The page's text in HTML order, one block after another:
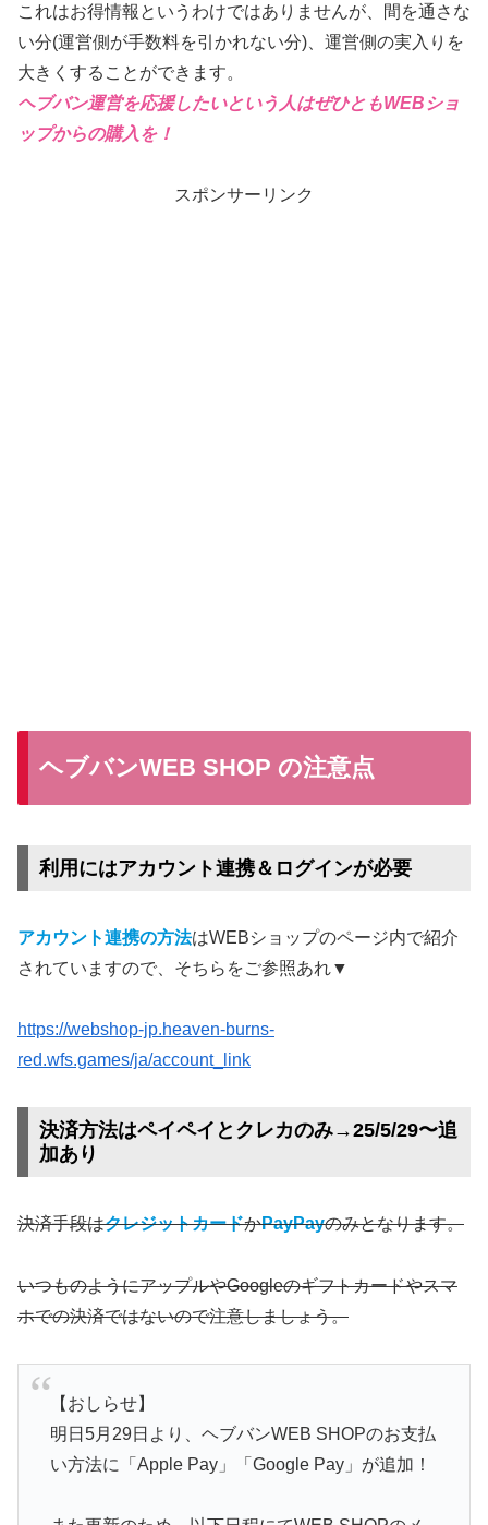
これはお得情報というわけではありませんが、間を通さな
い分(運営側が手数料を引かれない分)、運営側の実入りを
大きくすることができます。
ヘブバン運営を応援したいという人はぜひともWEBショ
ップからの購入を！
スポンサーリンク
ヘブバンWEB SHOP の注意点
利用にはアカウント連携＆ログインが必要
アカウント連携の方法はWEBショップのページ内で紹介
されていますので、そちらをご参照あれ▼
https://webshop-jp.heaven-burns-
red.wfs.games/ja/account_link
決済方法はペイペイとクレカのみ→25/5/29〜追
加あり
決済手段はクレジットカードかPayPayのみとなります。
いつものようにアップルやGoogleのギフトカードやスマ
ホでの決済ではないので注意しましょう。
【おしらせ】
明日5月29日より、ヘブバンWEB SHOPのお支払
い方法に「Apple Pay」「Google Pay」が追加！